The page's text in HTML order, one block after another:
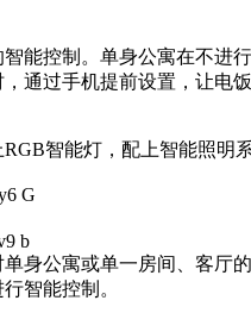
能控制。单身公寓在不进
通过手机提前设置，让电
智能灯，配上智能照明
G
b
身公寓或单一房间、客厅
智能控制。